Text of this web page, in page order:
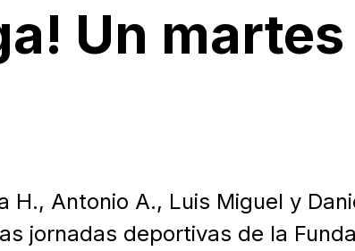
Un
H., Antonio A., Luis Miguel y
jornadas deportivas de la